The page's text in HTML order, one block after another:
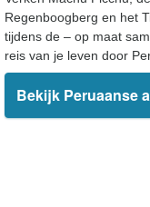
Regenboogberg en het
tijdens de – op maat
reis van je leven door
Bekijk Peruaanse